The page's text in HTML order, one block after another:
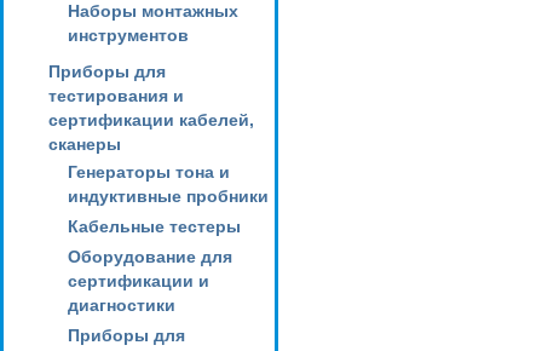
Наборы монтажных
инструментов
Приборы для
тестирования и
сертификации кабелей,
сканеры
Генераторы тона и
индуктивные пробники
Кабельные тестеры
Оборудование для
сертификации и
диагностики
Приборы для